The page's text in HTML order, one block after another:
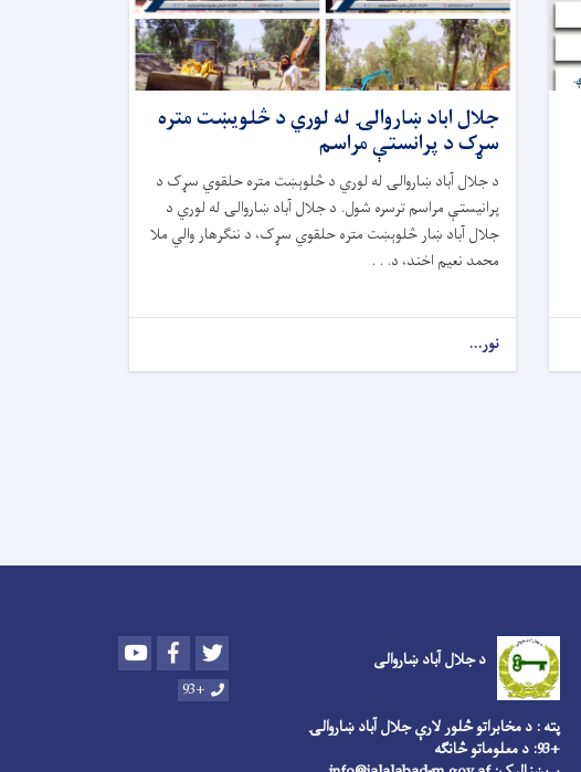
جلال اباد ښاروالۍ له لوري د څلويښت متره
سړک د پرانستې مراسم
د جلال آباد ښاروالۍ له لوري د څلوېښت متره حلقوي سړک د
پرانیستې مراسم ترسره شول. د جلال آباد ښاروالۍ له لوري د
جلال آباد ښار څلوېښت متره حلقوي سړک، د ننګرهار والي ملا
محمد نعیم اخند، د. . .
نور...
د جلال آباد ښاروالی Youtube Facebook
+93
پته : د مخابراتو څلور لارې جلال آباد ښاروالۍ
+93: د معلوماتو څانګه